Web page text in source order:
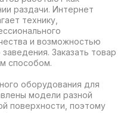
раздачи. Интернет
технику,
и возможностью
Заказать товар
способом.
оборудования для
модели разной
поверхности, поэтому